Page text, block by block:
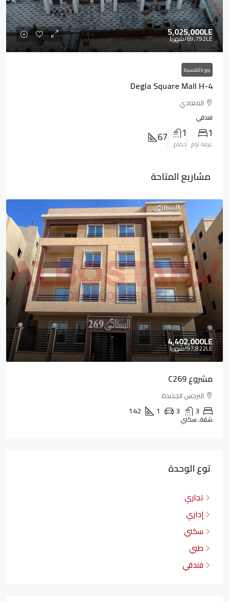
5,025,000LE
69,792LE/شهريا
بيع بالتقسيط
Degla Square Mall H-4
المعادي
فندقي
1
غرفة نوم
1
حمام 67
مشاريع المتاحة
4,402,000LE
97,822LE/شهريا
مشروع C269
النرجس الجديدة
3
3
1
142
شقة, سكني
توع الوحدة
تجاري
إداري
سكني
طبي
فندقي